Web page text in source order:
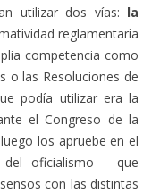
utilizar dos vías: la
reglamentaria
competencia como
o las Resoluciones de
podía utilizar era la
el Congreso de la
los apruebe en el
oficialismo – que
con las distintas